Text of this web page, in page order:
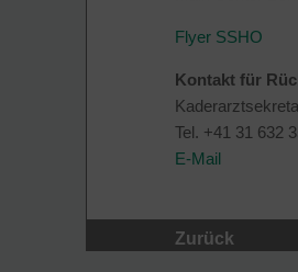
Flyer SSHO
Kontakt für
Tel. +41 31 632
E-Mail
Zurück